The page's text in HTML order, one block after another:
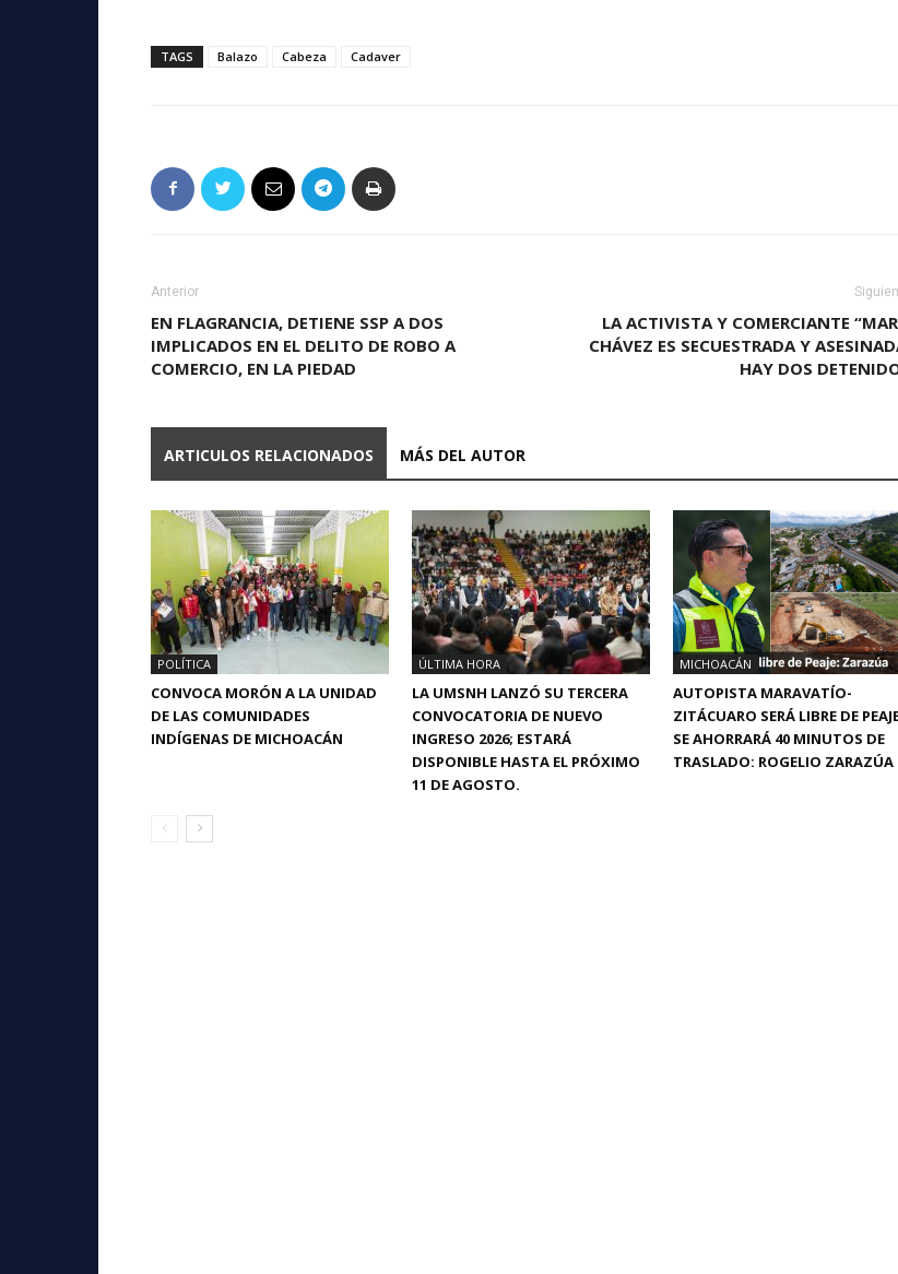
TAGS Balazo Cabeza Cadaver
Anterior
EN FLAGRANCIA, DETIENE SSP A DOS
IMPLICADOS EN EL DELITO DE ROBO A
COMERCIO, EN LA PIEDAD
LA ACTIVISTA Y COMERCIANTE
CHÁVEZ ES SECUESTRADA Y
HAY DOS
ARTICULOS RELACIONADOS MÁS DEL AUTOR
POLÍTICA
CONVOCA MORÓN A LA UNIDAD
DE LAS COMUNIDADES
INDÍGENAS DE MICHOACÁN
ÚLTIMA HORA
LA UMSNH LANZÓ SU TERCERA
CONVOCATORIA DE NUEVO
INGRESO 2026; ESTARÁ
DISPONIBLE HASTA EL PRÓXIMO
11 DE AGOSTO.
MICHOACÁN
AUTOPISTA MARAVATÍO-
ZITÁCUARO SERÁ LIBRE DE
SE AHORRARÁ 40 MINUTOS DE
TRASLADO: ROGELIO ZARAZÚA